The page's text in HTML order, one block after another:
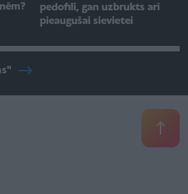
pedofili, gan uzbrukts arī
pieaugušai sievietei